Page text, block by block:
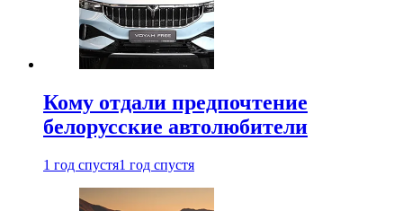
Кому отдали предпочтение
белорусские автолюбители
1 год спустя1 год спустя